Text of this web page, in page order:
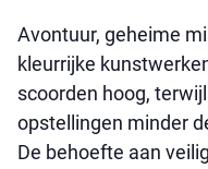
Avontuur, geheime
kleurrijke
scoorden hoog,
opstellingen minder
De behoefte aan